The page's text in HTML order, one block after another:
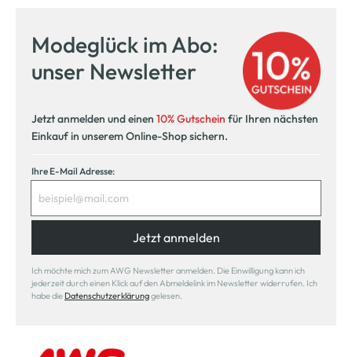
Modeglück im Abo:
unser Newsletter
Jetzt anmelden und einen 10% Gutschein für Ihren nächsten
Einkauf in unserem Online-Shop sichern.
Ihre E-Mail Adresse:
Jetzt anmelden
Ich möchte mich zum AWG Newsletter anmelden. Die Einwilligung kann ich
jederzeit durch einen Klick auf den Abmeldelink im Newsletter widerrufen. Ich
habe die Datenschutzerklärunggelesen.